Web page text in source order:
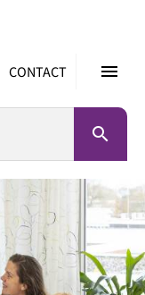
menu
CONTACT
search